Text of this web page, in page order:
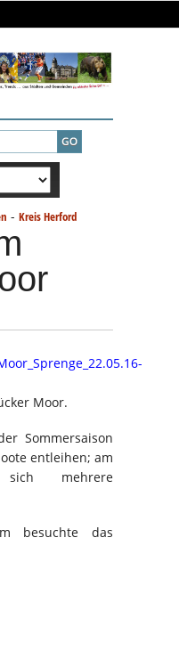
- Kreis Herford
Moor.
Sommersaison
entleihen; am
mehrere
besuchte das